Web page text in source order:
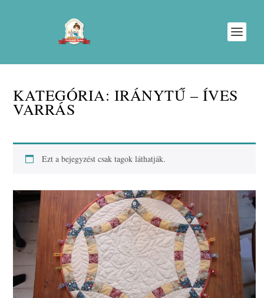
KATEGÓRIA: IRÁNYTŰ – ÍVES
VARRÁS
Ezt a bejegyzést csak tagok láthatják.